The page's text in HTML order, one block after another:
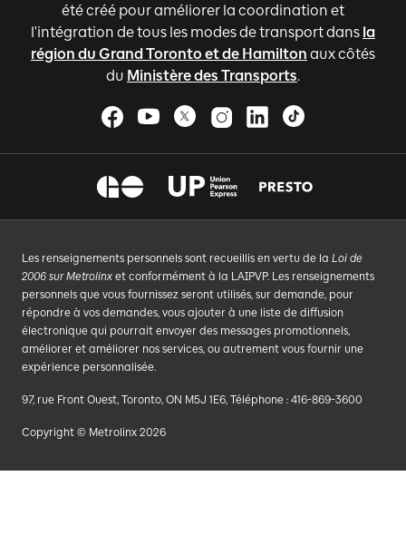
été créé pour améliorer la coordination et
l'intégration de tous les modes de transport dans la
région du Grand Toronto et de Hamilton aux côtés
du Ministère des Transports.
Les renseignements personnels sont recueillis en vertu de la Loi de
2006 sur Metrolinx et conformément à la LAIPVP. Les renseignements
personnels que vous fournissez seront utilisés, sur demande, pour
répondre à vos demandes, vous ajouter à une liste de diffusion
électronique qui pourrait envoyer des messages promotionnels,
améliorer et améliorer nos services, ou autrement vous fournir une
expérience personnalisée.
97, rue Front Ouest, Toronto, ON M5J 1E6, Téléphone : 416-869-3600
Copyright © Metrolinx 2026